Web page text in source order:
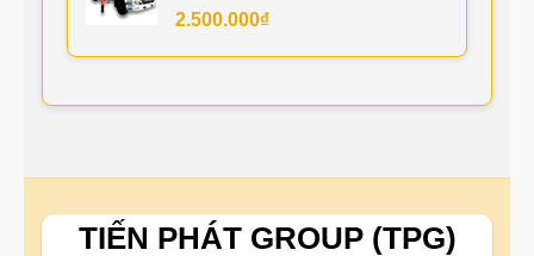
2.500.000₫
TIẾN PHÁT GROUP (TPG)